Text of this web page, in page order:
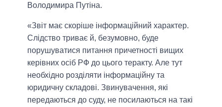
Володимира Путіна.
«Звіт має скоріше інформаційний характер.
Слідство триває й, безумовно, буде
порушуватися питання причетності вищих
керівних осіб РФ до цього теракту. Але тут
необхідно розділяти інформаційну та
юридичну складові. Звинувачення, які
передаються до суду, не посилаються на такі